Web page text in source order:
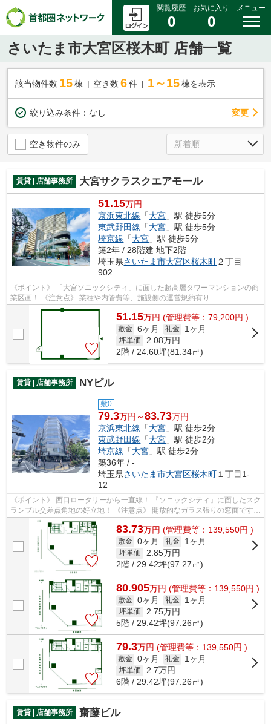
閲覧履歴
0
お気に入り
0
メニュー
さいたま市大宮区桜木町 店舗一覧
該当物件数 15棟 空き数 6 件 1～15 棟を表示
絞り込み条件： なし 変更
空き物件のみ
賃貸 | 店舗事務所 大宮サクラスクエアモール
51.15万円
京浜東北線 「大宮 」駅 徒歩5分
東武野田線 「大宮 」駅 徒歩5分
埼京線 「大宮 」駅 徒歩5分
築2年 / 28階建 地下2階
埼玉県さいたま市大宮区桜木町２丁目
902
《ポイント》 「大宮ソニックシティ」に面した超高層タワーマンションの商
業区画！ 《注意点》 業種や内管費等、施設側の運営規約有り
51.15万円 (管理費等：79,200円 )
敷金 6ヶ月 礼金 1ヶ月
坪単価 2.08万円
2階 / 24.60坪(81.34㎡)
賃貸 | 店舗事務所 NYビル
敷0
79.3万円～83.73万円
京浜東北線 「大宮 」駅 徒歩2分
東武野田線 「大宮 」駅 徒歩2分
埼京線 「大宮 」駅 徒歩2分
築36年 / -
埼玉県さいたま市大宮区桜木町 １丁目1-
12
《ポイント》 西口ロータリーから一直線！ 『ソニックシティ』に面したスク
ランブル交差点角地の好立地！ 《注意点》 開放的なガラス張りの窓面ですが
遮光を考慮する必要あり
83.73万円 (管理費等：139,550円 )
敷金 0ヶ月 礼金 1ヶ月
坪単価 2.85万円
2階 / 29.42坪(97.27㎡)
80.905万円 (管理費等：139,550円 )
敷金 0ヶ月 礼金 1ヶ月
坪単価 2.75万円
5階 / 29.42坪(97.26㎡)
79.3万円 (管理費等：139,550円 )
敷金 0ヶ月 礼金 1ヶ月
坪単価 2.7万円
6階 / 29.42坪(97.26㎡)
賃貸 | 店舗事務所 齋藤ビル